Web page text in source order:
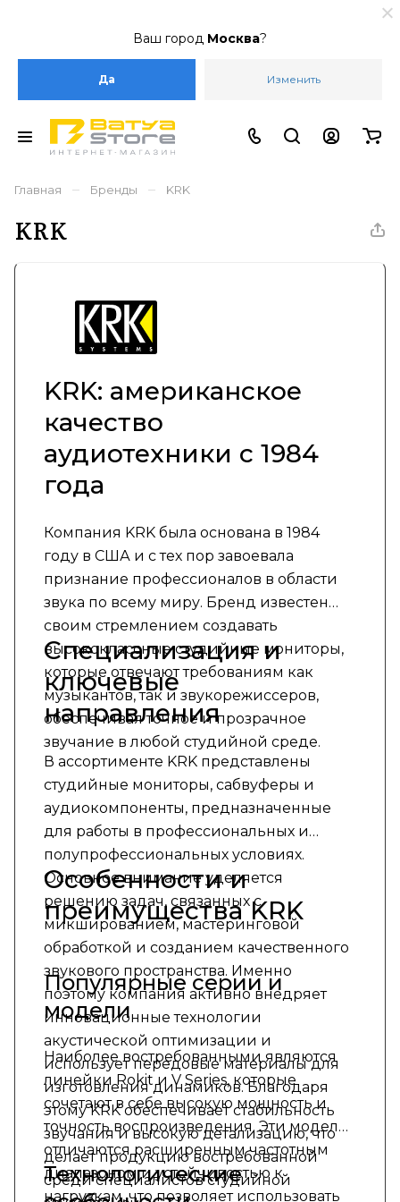
Ваш город Москва?
Да Изменить
Главная – Бренды – KRK
KRK
KRK: американское
качество
аудиотехники с 1984
года
Компания KRK была основана в 1984
году в США и с тех пор завоевала
признание профессионалов в области
звука по всему миру. Бренд известен
своим стремлением создавать
высококлассные студийные мониторы,
которые отвечают требованиям как
музыкантов, так и звукорежиссеров,
обеспечивая точное и прозрачное
звучание в любой студийной среде.
Специализация и
ключевые
направления
В ассортименте KRK представлены
студийные мониторы, сабвуферы и
аудиокомпоненты, предназначенные
для работы в профессиональных и
полупрофессиональных условиях.
Основное внимание уделяется
решению задач, связанных с
микшированием, мастеринговой
обработкой и созданием качественного
звукового пространства. Именно
поэтому компания активно внедряет
инновационные технологии
акустической оптимизации и
использует передовые материалы для
изготовления динамиков. Благодаря
этому KRK обеспечивает стабильность
звучания и высокую детализацию, что
делает продукцию востребованной
среди специалистов студийной
Особенности и
преимущества KRK
Популярные серии и
модели
Наиболее востребованными являются
линейки Rokit и V Series, которые
сочетают в себе высокую мощность и
точность воспроизведения. Эти модели
отличаются расширенным частотным
диапазоном и устойчивостью к
нагрузкам, что позволяет использовать
Технологические